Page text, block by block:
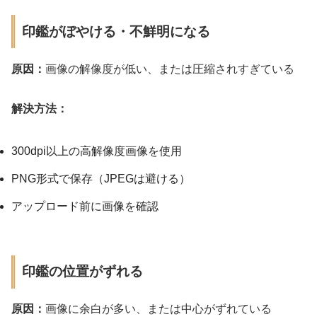
印鑑がぼやける・不鮮明になる
原因： 画像の解像度が低い、または圧縮されすぎている
解決方法：
300dpi以上の高解像度画像を使用
PNG形式で保存（JPEGは避ける）
アップロード前に画像を確認
印鑑の位置がずれる
原因： 画像に余白が多い、または中心がずれている